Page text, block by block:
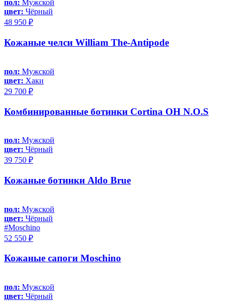
пол: Мужской
цвет: Чёрный
48 950 ₽
Кожаные челси William The-Antipode
пол: Мужской
цвет: Хаки
29 700 ₽
Комбинированные ботинки Cortina OH N.O.S
пол: Мужской
цвет: Чёрный
39 750 ₽
Кожаные ботинки Aldo Brue
пол: Мужской
цвет: Чёрный
#Moschino
52 550 ₽
Кожаные сапоги Moschino
пол: Мужской
цвет: Чёрный